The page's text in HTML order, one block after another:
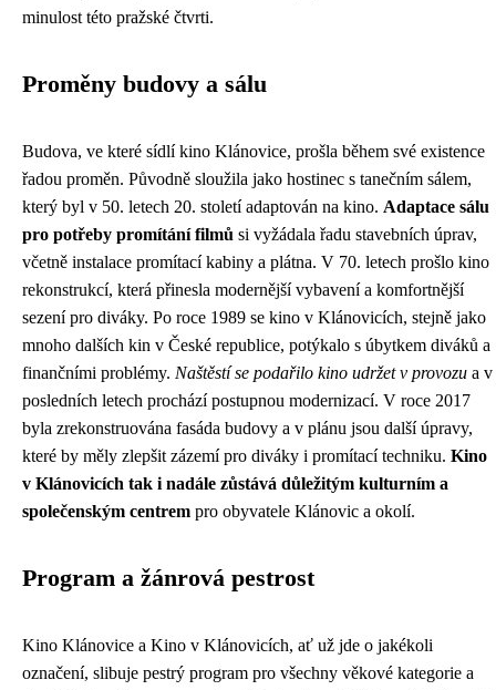
minulost této pražské čtvrti.
Proměny budovy a sálu
Budova, ve které sídlí kino Klánovice, prošla během své existence
řadou proměn. Původně sloužila jako hostinec s tanečním sálem,
který byl v 50. letech 20. století adaptován na kino. Adaptace sálu
pro potřeby promítání filmů si vyžádala řadu stavebních úprav,
včetně instalace promítací kabiny a plátna. V 70. letech prošlo kino
rekonstrukcí, která přinesla modernější vybavení a komfortnější
sezení pro diváky. Po roce 1989 se kino v Klánovicích, stejně jako
mnoho dalších kin v České republice, potýkalo s úbytkem diváků a
finančními problémy. Naštěstí se podařilo kino udržet v provozu a v
posledních letech prochází postupnou modernizací. V roce 2017
byla zrekonstruována fasáda budovy a v plánu jsou další úpravy,
které by měly zlepšit zázemí pro diváky i promítací techniku. Kino
v Klánovicích tak i nadále zůstává důležitým kulturním a
společenským centrem pro obyvatele Klánovic a okolí.
Program a žánrová pestrost
Kino Klánovice a Kino v Klánovicích, ať už jde o jakékoli
označení, slibuje pestrý program pro všechny věkové kategorie a